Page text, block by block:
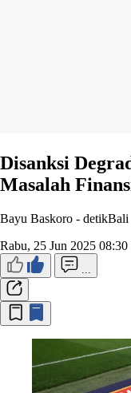
Disanksi
Masalah
Bayu Baskoro - detikBali
Rabu, 25 Jun 2025